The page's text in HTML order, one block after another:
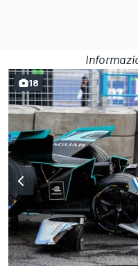
18